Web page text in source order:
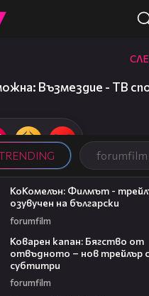
forumfilm
Възмездие - ТВ
КоКомелън: Филмът -
озувучен на български
forumfilm
Коварен капан: Бягство от
отвъдното – нов трейлър с
субтитри
forumfilm